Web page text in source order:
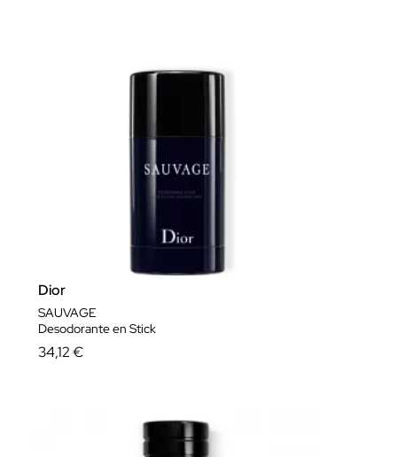
Dior
SAUVAGE
Desodorante en Stick
34,12 €